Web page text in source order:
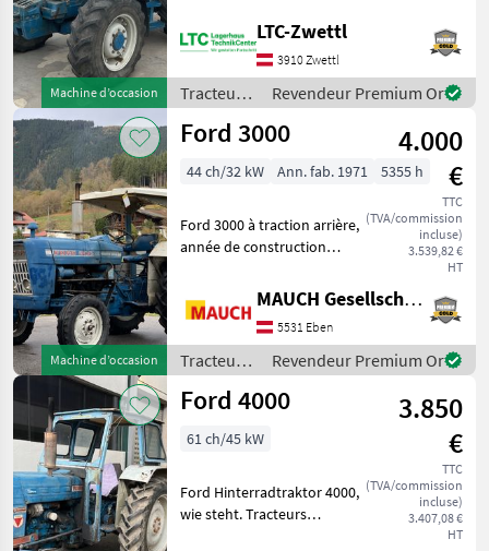
Machine d’occasion
19.10.1989; Getriebetyp:
Manuell; Name des
Getriebes: Schaltgetriebe;
Hydraulische Lenkung: Ja;
Frontgewic
LTC-Zwettl
3910 Zwettl
Tracteurs
/ Ford
Revendeur Premium Or
Machine d’occasion
Ford 3000
4.000
€
TTC
(TVA/commission
incluse)
3.539,82 €
HT
44 ch/32 kW Ann. fab. 1971 5355 h
Ford 3000 à traction arrière,
année de construction
PS/32 kW ; La machine est
entreposée à Eben im
MAUCH Gesellschaft m.b.H. & Co.KG, Eben
5531 Eben
Tracteurs
/ Ford
Revendeur Premium Or
Ford 4000
3.850
€
TTC
(TVA/commission
incluse)
3.407,08 €
HT
61 ch/45 kW
Ford Hinterradtraktor 4000,
wie steht. Tracteurs